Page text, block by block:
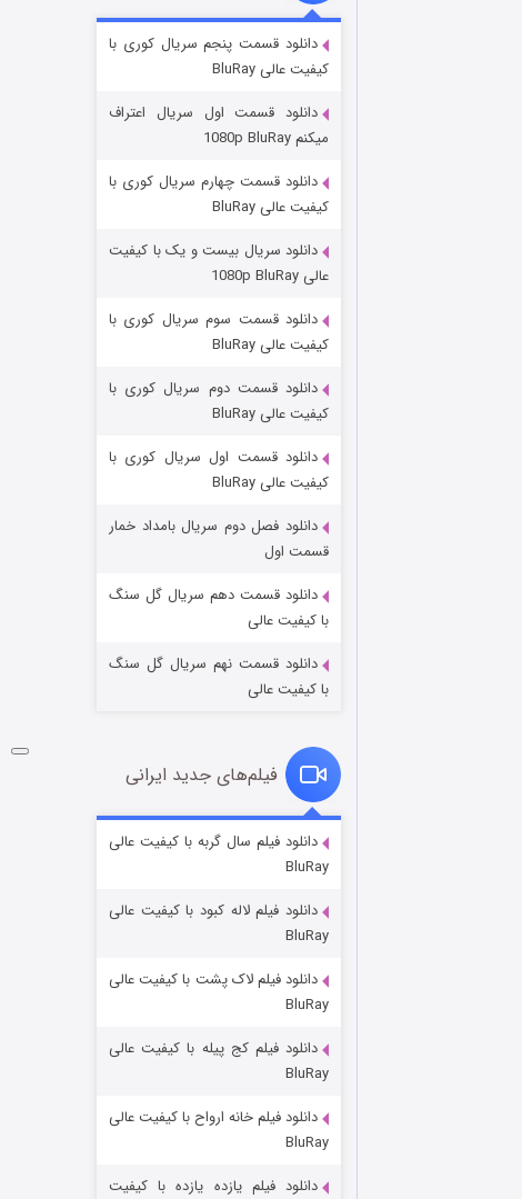
قسمت2 (زیرنویس) منتشر شد
مردگان متحرک: شهر مرده ۳
شکست استوارت در نجات جهان
قسمت 7 (زیرنویس) منتشر شد
شوگر فصل ۲
قسمت
خاندان اژدها فصل ۳
دانلود قسمت پنجم سریال کوری با
کیفیت عالی BluRay
دانلود قسمت اول سریال اعتراف
میکنم 1080p BluRay
دانلود قسمت چهارم سریال کوری با
کیفیت عالی BluRay
دانلود سریال بیست و یک با کیفیت
عالی 1080p BluRay
دانلود قسمت سوم سریال کوری با
کیفیت عالی BluRay
دانلود قسمت دوم سریال کوری با
کیفیت عالی BluRay
دانلود قسمت اول سریال کوری با
کیفیت عالی BluRay
دانلود فصل دوم سریال بامداد خمار
قسمت اول
دانلود قسمت دهم سریال گل سنگ
با کیفیت عالی
دانلود قسمت نهم سریال گل سنگ
با کیفیت عالی
فیلم‌های جدید ایرانی
دانلود فیلم سال گربه با کیفیت عالی
BluRay
دانلود فیلم لاله کبود با کیفیت عالی
BluRay
دانلود فیلم لاک پشت با کیفیت عالی
BluRay
دانلود فیلم کج‌ پیله با کیفیت عالی
BluRay
دانلود فیلم خانه ارواح با کیفیت عالی
BluRay
دانلود فیلم یازده یازده با کیفیت